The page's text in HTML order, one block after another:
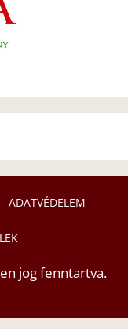
ADATVÉDELEM
jog fenntartva.